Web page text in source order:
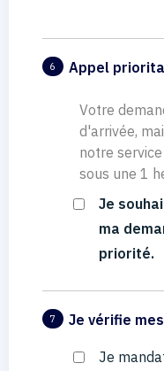
6 Appel
Votre
d'arrivée,
notre
sous une 1
Je
ma
priorité.
7 Je vérifie
Je